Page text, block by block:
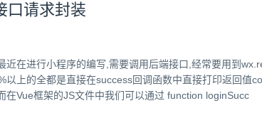
口请求封装
在进行小程序的编写,需要调用后端接口,经常要用到
以上的全都是直接在success回调函数中直接打印返回
在Vue框架的JS文件中我们可以通过 function loginSucc